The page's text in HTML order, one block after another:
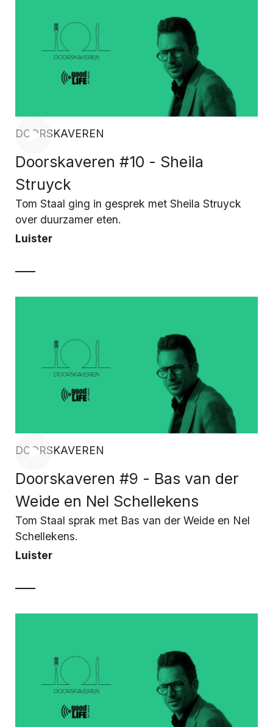
DOORSKAVEREN
Doorskaveren #10 - Sheila
Struyck
Tom Staal ging in gesprek met Sheila Struyck
over duurzamer eten.
Luister
DOORSKAVEREN
Doorskaveren #9 - Bas van der
Weide en Nel Schellekens
Tom Staal sprak met Bas van der Weide en Nel
Schellekens.
Luister